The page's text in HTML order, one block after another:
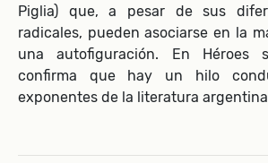
Piglia) que, a pesar de sus
radicales, pueden asociarse en la
una autofiguración. En Héroes
confirma que hay un hilo
exponentes de la literatura